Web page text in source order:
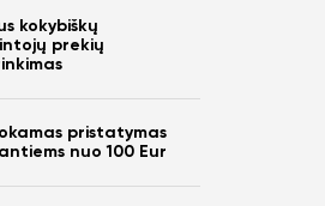
kokybiškų
prekių
pristatymas
nuo 100 Eur
sutaupyti
10%
užsakymo?